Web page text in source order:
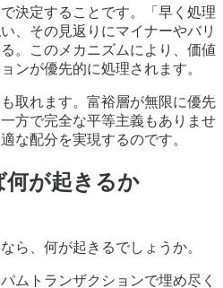
決定することです。「早く処理
、その見返りにマイナーやバリ
。このメカニズムにより、価値
ンが優先的に処理されます。
取れます。富裕層が無限に優先
方で完全な平等主義もありませ
な配分を実現するのです。
何が起きるか
ら、何が起きるでしょうか。
ムトランザクションで埋め尽く